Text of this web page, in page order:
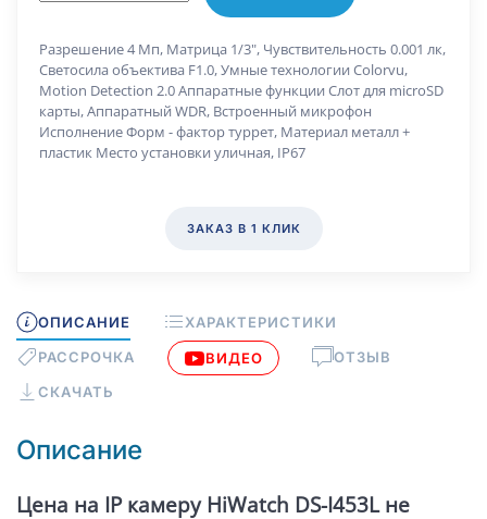
Разрешение 4 Мп, Матрица 1/3", Чувствительность 0.001 лк,
Светосила объектива F1.0, Умные технологии Colorvu,
Motion Detection 2.0 Аппаратные функции Слот для microSD
карты, Аппаратный WDR, Встроенный микрофон
Исполнение Форм - фактор туррет, Материал металл +
пластик Место установки уличная, IP67
ЗАКАЗ В 1 КЛИК
ОПИСАНИЕ
ХАРАКТЕРИСТИКИ
РАССРОЧКА
ВИДЕО
ОТЗЫВ
СКАЧАТЬ
Описание
Цена на IP камеру HiWatch DS-I453L не